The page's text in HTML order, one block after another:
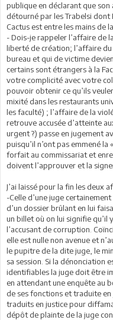
publique en déclarant que
détourné par les Trabelsi
Cactus est entre les mains de
- Dois-je rappeler l’affaire de
liberté de création; l’affaire
bureau et qui de victime
certains sont étrangers à la
votre complicité avec votre
pouvoir obtenir ce qu’ils
mixité dans les restaurants
les faculté) ; l’affaire de la
retrouve accusée d’atteinte
urgent ?) passe en jugement
puisqu’il n’ont pas emmené
forfait au commissariat et
doivent l’approuver et la
J’ai laissé pour la fin les deux
-Celle d’une juge
d’un dossier brûlant en lui
un billet où on lui signifie qu’il
l’accusant de corruption.
elle est nulle non avenue et
le pupitre de la dite juge, le
sa session. Si la dénonciation
identifiables la juge doit être
en attendant une enquête au
de ses fonctions et traduite
traduits en justice pour
dépôt de plainte de la juge